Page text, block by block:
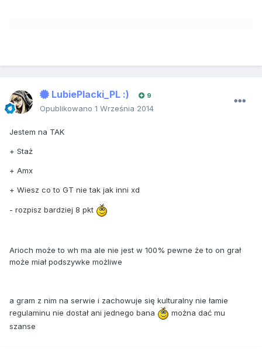
LubiePlacki_PL :) 9
Opublikowano 1 Września 2014
Jestem na TAK
+ Staż
+ Amx
+ Wiesz co to GT nie tak jak inni xd
- rozpisz bardziej 8 pkt
Arioch może to wh ma ale nie jest w 100% pewne że to on grał
może miał podszywke możliwe
a gram z nim na serwie i zachowuje się kulturalny nie łamie
regulaminu nie dostał ani jednego bana
można dać mu
szanse